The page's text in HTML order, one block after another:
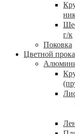
г/к
Поковка
Цветной